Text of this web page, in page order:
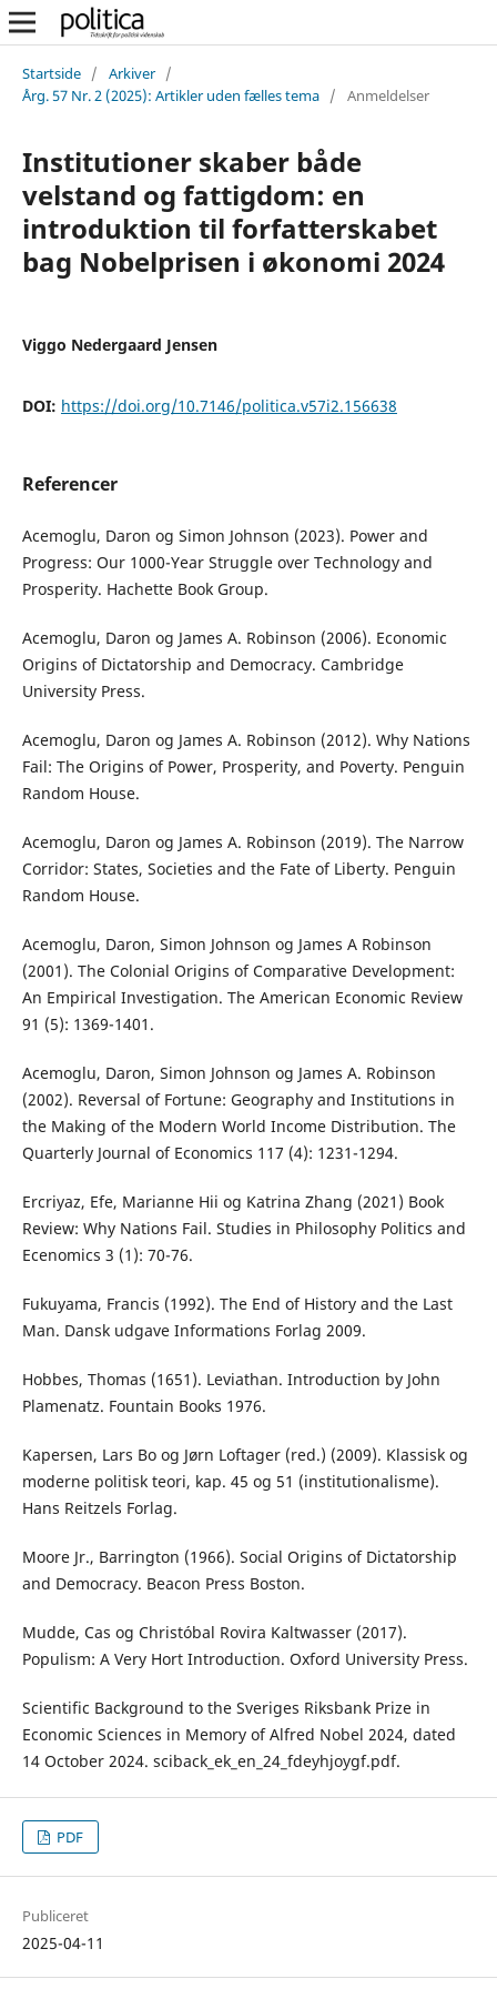
Startside / Arkiver /
Årg. 57 Nr. 2 (2025): Artikler uden fælles tema / Anmeldelser
Institutioner skaber både
velstand og fattigdom: en
introduktion til forfatterskabet
bag Nobelprisen i økonomi 2024
Viggo Nedergaard Jensen
DOI: https://doi.org/10.7146/politica.v57i2.156638
Referencer
Acemoglu, Daron og Simon Johnson (2023). Power and
Progress: Our 1000-Year Struggle over Technology and
Prosperity. Hachette Book Group.
Acemoglu, Daron og James A. Robinson (2006). Economic
Origins of Dictatorship and Democracy. Cambridge
University Press.
Acemoglu, Daron og James A. Robinson (2012). Why Nations
Fail: The Origins of Power, Prosperity, and Poverty. Penguin
Random House.
Acemoglu, Daron og James A. Robinson (2019). The Narrow
Corridor: States, Societies and the Fate of Liberty. Penguin
Random House.
Acemoglu, Daron, Simon Johnson og James A Robinson
(2001). The Colonial Origins of Comparative Development:
An Empirical Investigation. The American Economic Review
91 (5): 1369-1401.
Acemoglu, Daron, Simon Johnson og James A. Robinson
(2002). Reversal of Fortune: Geography and Institutions in
the Making of the Modern World Income Distribution. The
Quarterly Journal of Economics 117 (4): 1231-1294.
Ercriyaz, Efe, Marianne Hii og Katrina Zhang (2021) Book
Review: Why Nations Fail. Studies in Philosophy Politics and
Ecenomics 3 (1): 70-76.
Fukuyama, Francis (1992). The End of History and the Last
Man. Dansk udgave Informations Forlag 2009.
Hobbes, Thomas (1651). Leviathan. Introduction by John
Plamenatz. Fountain Books 1976.
Kapersen, Lars Bo og Jørn Loftager (red.) (2009). Klassisk og
moderne politisk teori, kap. 45 og 51 (institutionalisme).
Hans Reitzels Forlag.
Moore Jr., Barrington (1966). Social Origins of Dictatorship
and Democracy. Beacon Press Boston.
Mudde, Cas og Christóbal Rovira Kaltwasser (2017).
Populism: A Very Hort Introduction. Oxford University Press.
Scientific Background to the Sveriges Riksbank Prize in
Economic Sciences in Memory of Alfred Nobel 2024, dated
14 October 2024. sciback_ek_en_24_fdeyhjoygf.pdf.
PDF
Publiceret
2025-04-11